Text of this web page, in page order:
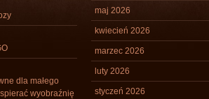
dla małego
wyobraźnię
maj 2026
kwiecień 2026
marzec 2026
luty 2026
styczeń 2026